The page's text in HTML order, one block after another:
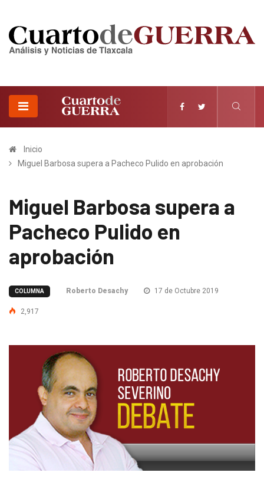
Inicio
Miguel Barbosa supera a Pacheco Pulido en aprobación
Miguel Barbosa supera a
Pacheco Pulido en
aprobación
COLUMNA Roberto Desachy 17 de Octubre 2019
2,917